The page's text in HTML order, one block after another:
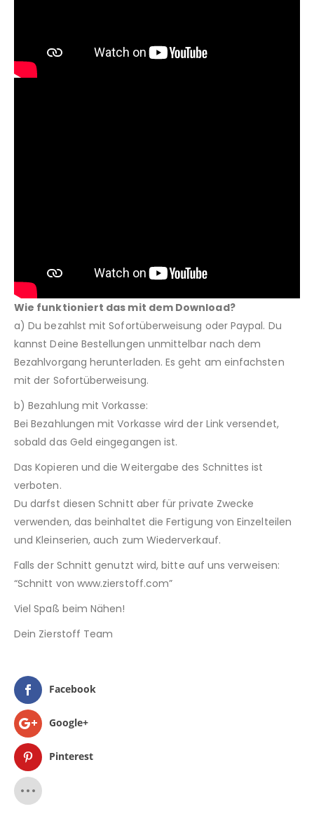
Wie funktioniert das mit dem Download?
a) Du bezahlst mit Sofortüberweisung oder Paypal. Du
kannst Deine Bestellungen unmittelbar nach dem
Bezahlvorgang herunterladen. Es geht am einfachsten
mit der Sofortüberweisung.
b) Bezahlung mit Vorkasse:
Bei Bezahlungen mit Vorkasse wird der Link versendet,
sobald das Geld eingegangen ist.
Das Kopieren und die Weitergabe des Schnittes ist
verboten.
Du darfst diesen Schnitt aber für private Zwecke
verwenden, das beinhaltet die Fertigung von Einzelteilen
und Kleinserien, auch zum Wiederverkauf.
Falls der Schnitt genutzt wird, bitte auf uns verweisen:
“Schnitt von www.zierstoff.com”
Viel Spaß beim Nähen!
Dein Zierstoff Team
Facebook
Google+
Pinterest